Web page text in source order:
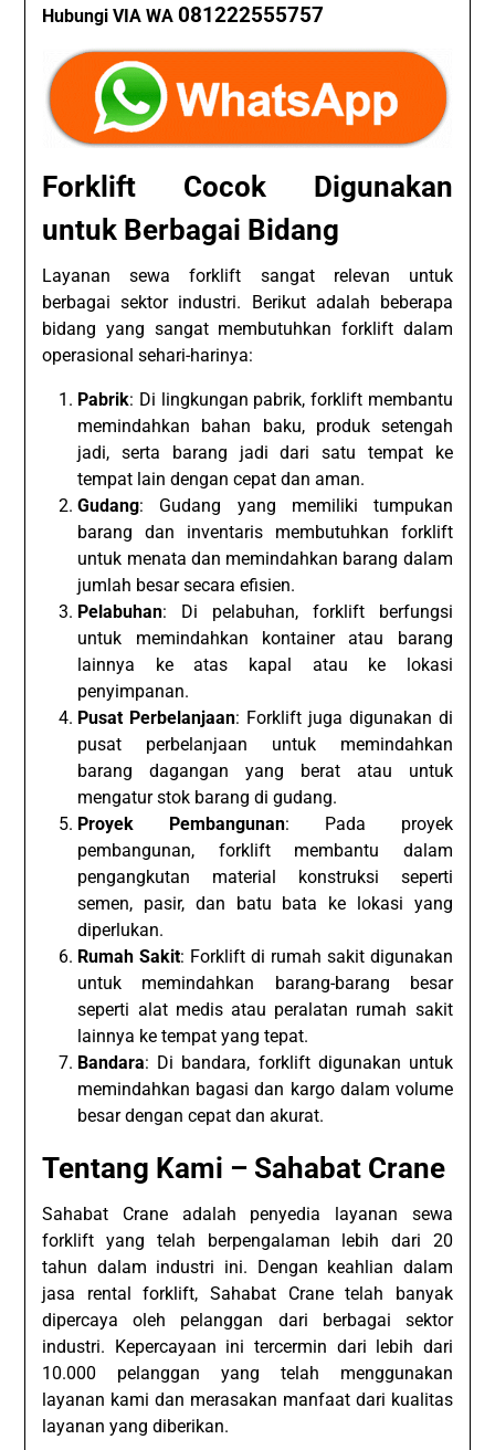
Hubungi VIA WA081222555757
Forklift Cocok Digunakan
untuk Berbagai Bidang
Layanan sewa forklift sangat relevan untuk
berbagai sektor industri. Berikut adalah beberapa
bidang yang sangat membutuhkan forklift dalam
operasional sehari-harinya:
Pabrik: Di lingkungan pabrik, forklift membantu
memindahkan bahan baku, produk setengah
jadi, serta barang jadi dari satu tempat ke
tempat lain dengan cepat dan aman.
Gudang: Gudang yang memiliki tumpukan
barang dan inventaris membutuhkan forklift
untuk menata dan memindahkan barang dalam
jumlah besar secara efisien.
Pelabuhan: Di pelabuhan, forklift berfungsi
untuk memindahkan kontainer atau barang
lainnya ke atas kapal atau ke lokasi
penyimpanan.
Pusat Perbelanjaan: Forklift juga digunakan di
pusat perbelanjaan untuk memindahkan
barang dagangan yang berat atau untuk
mengatur stok barang di gudang.
Proyek Pembangunan: Pada proyek
pembangunan, forklift membantu dalam
pengangkutan material konstruksi seperti
semen, pasir, dan batu bata ke lokasi yang
diperlukan.
Rumah Sakit: Forklift di rumah sakit digunakan
untuk memindahkan barang-barang besar
seperti alat medis atau peralatan rumah sakit
lainnya ke tempat yang tepat.
Bandara: Di bandara, forklift digunakan untuk
memindahkan bagasi dan kargo dalam volume
besar dengan cepat dan akurat.
Tentang Kami – Sahabat Crane
Sahabat Crane adalah penyedia layanan sewa
forklift yang telah berpengalaman lebih dari 20
tahun dalam industri ini. Dengan keahlian dalam
jasa rental forklift, Sahabat Crane telah banyak
dipercaya oleh pelanggan dari berbagai sektor
industri. Kepercayaan ini tercermin dari lebih dari
10.000 pelanggan yang telah menggunakan
layanan kami dan merasakan manfaat dari kualitas
layanan yang diberikan.